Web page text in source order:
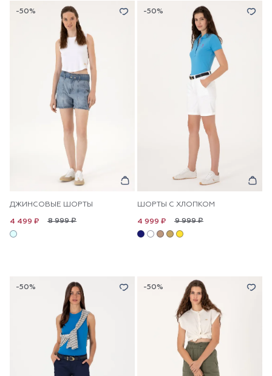
-50%
ДЖИНСОВЫЕ ШОРТЫ
8 999 ₽
4 499 ₽
-50%
ШОРТЫ С ХЛОПКОМ
9 999 ₽
4 999 ₽
-50% -50%